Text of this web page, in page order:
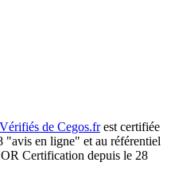
de Cegos.frest certifiée
en ligne" et au référentiel
Certification depuis le 28